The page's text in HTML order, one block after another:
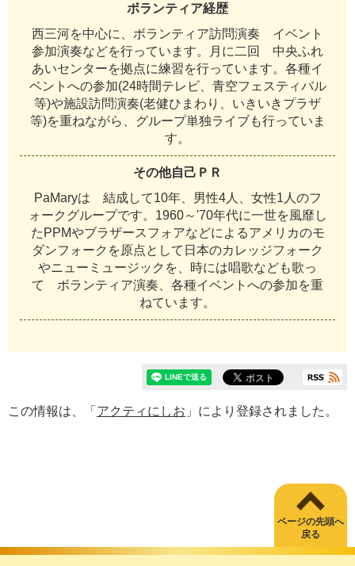
ボランティア経歴
西三河を中心に、ボランティア訪問演奏 イベント
参加演奏などを行っています。月に二回 中央ふれ
あいセンターを拠点に練習を行っています。各種イ
ベントへの参加(24時間テレビ、青空フェスティバル
等)や施設訪問演奏(老健ひまわり、いきいきプラザ
等)を重ねながら、グループ単独ライブも行っていま
す。
その他自己ＰＲ
PaMaryは 結成して10年、男性4人、女性1人のフ
ォークグループです。1960～'70年代に一世を風靡し
たPPMやブラザースフォアなどによるアメリカのモ
ダンフォークを原点として日本のカレッジフォーク
やニューミュージックを、時には唱歌なども歌っ
て ボランティア演奏、各種イベントへの参加を重
ねています。
この情報は、「 アクティにしお 」により登録されました。
ページの先頭へ
戻る